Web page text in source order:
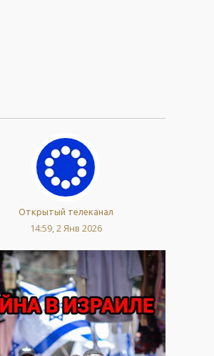
Открытый телеканал
14:59, 2 Янв 2026